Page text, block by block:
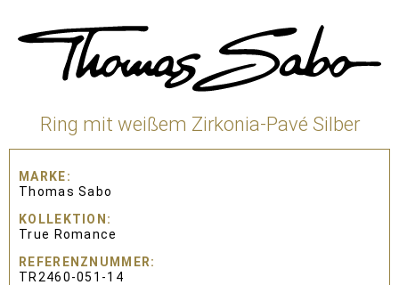
Ring mit weißem Zirkonia-Pavé Silber
MARKE
Thomas Sabo
KOLLEKTION
True Romance
REFERENZNUMMER
TR2460-051-14